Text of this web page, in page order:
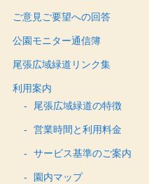
ご意見ご要望への回答
公園モニター通信簿
尾張広域緑道リンク集
利用案内
尾張広域緑道の特徴
営業時間と利用料金
サービス基準のご案内
園内マップ